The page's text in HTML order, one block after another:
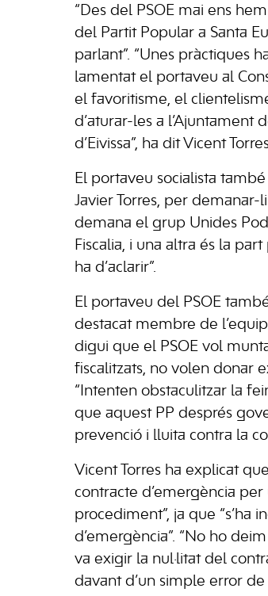
“Des del PSOE mai ens
del Partit Popular a Santa
parlant”. “Unes pràctiques
lamentat el portaveu al
el favoritisme, el
d’aturar-les a l’Ajuntament
d’Eivissa”, ha dit Vicent
El portaveu socialista
Javier Torres, per
demana el grup Unides
Fiscalia, i una altra és la
ha d’aclarir”.
El portaveu del PSOE
destacat membre de
digui que el PSOE vol
fiscalitzats, no volen donar
“Intenten obstaculitzar la
que aquest PP després
prevenció i lluita contra la
Vicent Torres ha explicat
contracte d’emergència per
procediment”, ja que
d’emergència”. “No ho
va exigir la nul·litat del
davant d’un simple error